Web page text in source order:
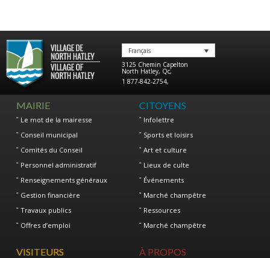
Français
3125 Chemin Capelton
North Hatley, Qc,
1 877-842-2754,
MAIRIE
Le mot de la mairesse
Conseil municipal
Comités du Conseil
Personnel administratif
Renseignements généraux
Gestion financière
Travaux publics
Offres d’emploi
CITOYENS
Infolettre
Sports et loisirs
Art et culture
Lieux de culte
Événements
Marché champêtre
Ressources
Marché champêtre
VISITEURS À PROPOS